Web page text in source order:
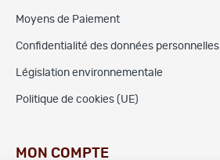
Moyens de Paiement
Confidentialité des données personnelles
Législation environnementale
Politique de cookies (UE)
MON COMPTE